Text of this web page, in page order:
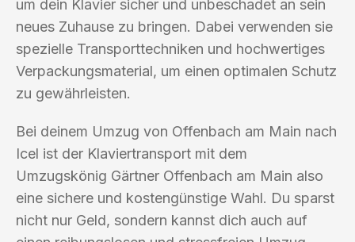
um dein Klavier sicher und unbeschadet an sein
neues Zuhause zu bringen. Dabei verwenden sie
spezielle Transporttechniken und hochwertiges
Verpackungsmaterial, um einen optimalen Schutz
zu gewährleisten.
Bei deinem Umzug von Offenbach am Main nach
Icel ist der Klaviertransport mit dem
Umzugskönig Gärtner Offenbach am Main also
eine sichere und kostengünstige Wahl. Du sparst
nicht nur Geld, sondern kannst dich auch auf